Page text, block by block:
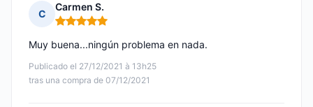
C
Carmen S.
Nota: 5 de 5
Publicado el 27/12/2021 à 13h25
tras una compra de 07/12/2021
Muy buena...ningún problema en nada.